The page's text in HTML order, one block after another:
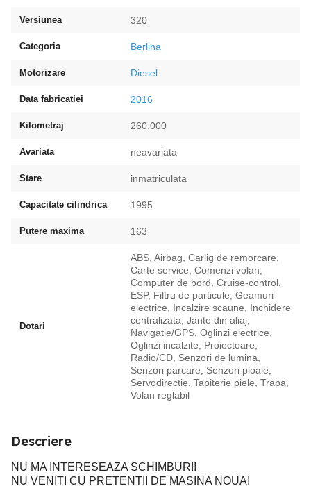
Versiunea 320
Categoria Berlina
Motorizare Diesel
Data fabricatiei 2016
Kilometraj 260.000
Avariata neavariata
Stare inmatriculata
Capacitate cilindrica 1995
Putere maxima 163
Dotari
ABS, Airbag, Carlig de remorcare,
Carte service, Comenzi volan,
Computer de bord, Cruise-control,
ESP, Filtru de particule, Geamuri
electrice, Incalzire scaune, Inchidere
centralizata, Jante din aliaj,
Navigatie/GPS, Oglinzi electrice,
Oglinzi incalzite, Proiectoare,
Radio/CD, Senzori de lumina,
Senzori parcare, Senzori ploaie,
Servodirectie, Tapiterie piele, Trapa,
Volan reglabil
Descriere
NU MA INTERESEAZA SCHIMBURI!
NU VENITI CU PRETENTII DE MASINA NOUA!